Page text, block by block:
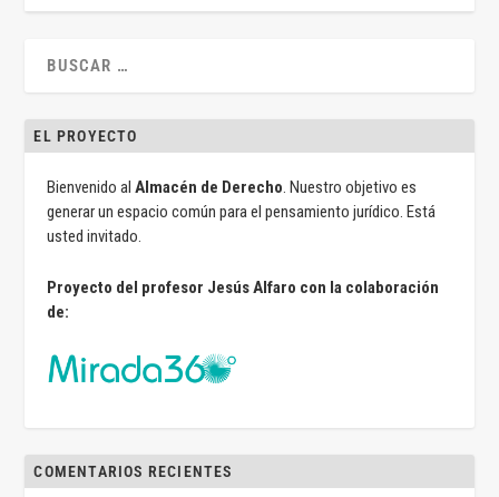
EL PROYECTO
Bienvenido alAlmacén de Derecho. Nuestro objetivo es
generar un espacio común para el pensamiento jurídico. Está
usted invitado.
Proyecto del profesor Jesús Alfaro con la colaboración
de:
COMENTARIOS RECIENTES